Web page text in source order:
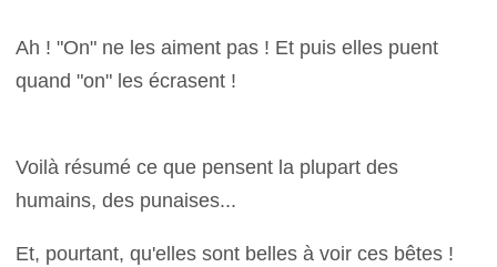
Ah ! "On" ne les aiment pas ! Et puis elles puent
quand "on" les écrasent !
Voilà résumé ce que pensent la plupart des
humains, des punaises...
Et, pourtant, qu'elles sont belles à voir ces bêtes !